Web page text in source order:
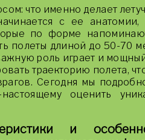
что именно делает
с ее
по форме
полеты длиной до 50-70
роль играет и
траекторию полета,
Сегодня мы
оценить
и